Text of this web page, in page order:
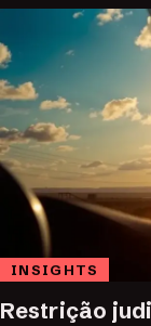
INSIGHTS
Restrição